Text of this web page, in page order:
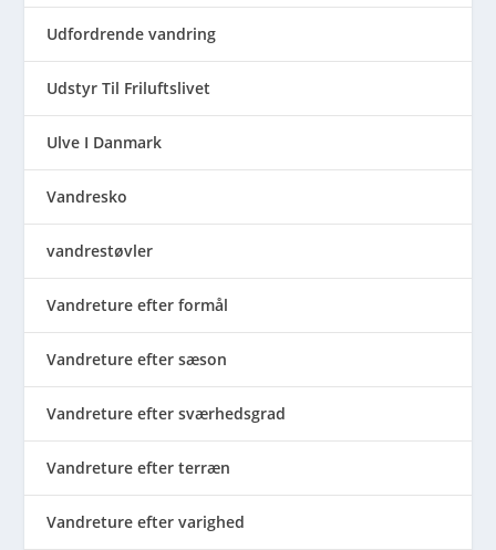
Udfordrende vandring
Udstyr Til Friluftslivet
Ulve I Danmark
Vandresko
vandrestøvler
Vandreture efter formål
Vandreture efter sæson
Vandreture efter sværhedsgrad
Vandreture efter terræn
Vandreture efter varighed